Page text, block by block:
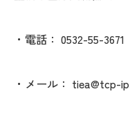
・電話： 0532-55-3671
・メール： tiea@tcp-